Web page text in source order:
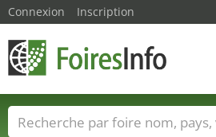
Connexion Inscription